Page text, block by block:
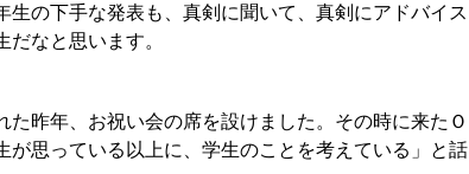
生の下手な発表も、真剣に聞いて、真剣にアドバイス
だなと思います。
昨年、お祝い会の席を設けました。その時に来たＯ
が思っている以上に、学生のことを考えている」と話